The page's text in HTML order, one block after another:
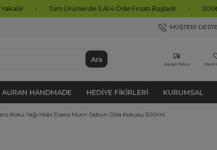
Tüm Ürünlerde 5 Al 4 Öde Fırsatı Başladı! • 300₺ ve Üzeri
MÜŞTERI
Ara
Kargo Takip
AURAN HANDMADE HEDIYE FIKIRLERI KURUMSAL
Koku Yağı Hobi Esans Mum Sabun Oda Kokusu 500ml